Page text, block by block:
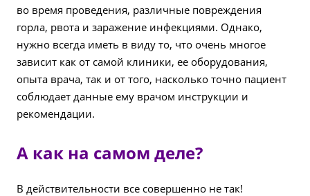
во время проведения, различные повреждения
горла, рвота и заражение инфекциями. Однако,
нужно всегда иметь в виду то, что очень многое
зависит как от самой клиники, ее оборудования,
опыта врача, так и от того, насколько точно пациент
соблюдает данные ему врачом инструкции и
рекомендации.
А как на самом деле?
В действительности все совершенно не так!